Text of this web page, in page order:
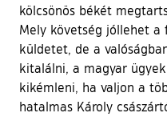
kölcsönös békét
Mely követség jóllehet
küldetet, de a
kitalálni, a magyar
kikémleni, ha valjon a
hatalmas Károly